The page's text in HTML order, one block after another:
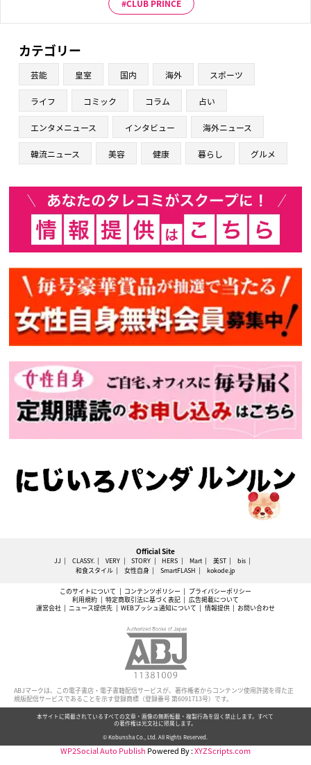
CLUB PRINCE
カテゴリー
芸能 皇室 国内 海外 スポーツ
ライフ コミック コラム 占い
エンタメニュース インタビュー 海外ニュース
韓流ニュース 美容 健康 暮らし グルメ
Official Site
JJ CLASSY. VERY STORY HERS Mart 美ST
bis
和食スタイル
女性自身 SmartFLASH kokode.jp
このサイトについて コンテンツポリシー
プライバシーポリシー
利用規約
特定商取引法に基づく表記
広告掲載について
運営会社
ニュース提供先 WEBプッシュ通知について 情報提供 お問い合わせ
ABJマークは、この電子書店・電子書籍配信サービスが、著作権者からコンテンツ使用許諾を得た正
規版配信サービスであることを示す登録商標（登録番号 第6091713号）です。
本サイトに掲載されているすべての文章・画像の無断転載・複製行為を固く禁止します。すべて
の著作権は光文社に帰属します。
© Kobunsha Co., Ltd. All Rights Reserved.
WP2Social Auto Publish Powered By :XYZScripts.com